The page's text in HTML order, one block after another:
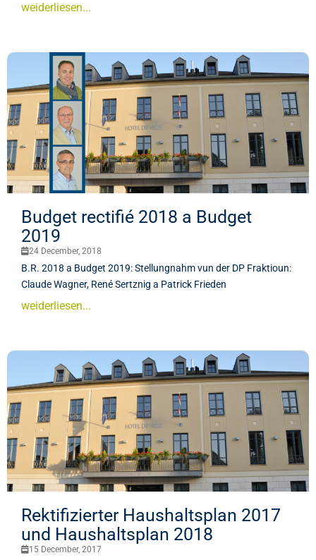
weiderliesen...
Budget rectifié 2018 a Budget
2019
24 December, 2018
B.R. 2018 a Budget 2019: Stellungnahm vun der DP Fraktioun:
Claude Wagner, René Sertznig a Patrick Frieden
weiderliesen...
Rektifizierter Haushaltsplan 2017
und Haushaltsplan 2018
15 December, 2017